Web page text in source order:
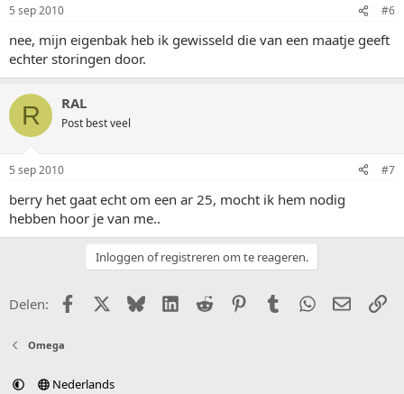
5 sep 2010 #6
nee, mijn eigenbak heb ik gewisseld die van een maatje geeft
echter storingen door.
R RAL
Post best veel
5 sep 2010 #7
berry het gaat echt om een ar 25, mocht ik hem nodig
hebben hoor je van me..
Inloggen of registreren om te reageren.
Delen: FacebookX (Twitter)
BlueskyLinkedIn
Reddit PinterestTumblr WhatsApp
E-mail
Omega
Nederlands